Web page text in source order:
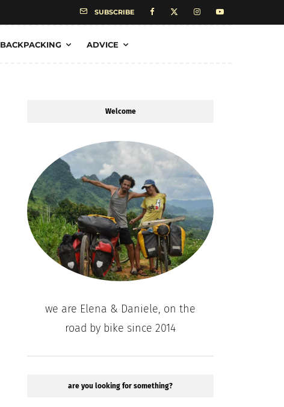
SUBSCRIBE
BACKPACKING ADVICE
Welcome
we are Elena & Daniele, on the
road by bike since 2014
are you looking for something?